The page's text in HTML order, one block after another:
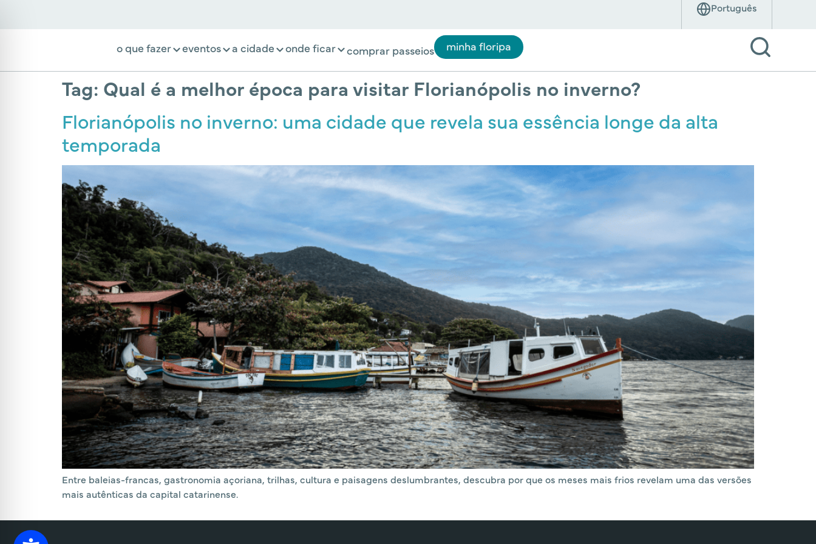
o que fazer eventos a cidade onde ficar comprar passeios minha floripa
Tag: Qual é a melhor época para visitar Florianópolis no inverno?
Florianópolis no inverno: uma cidade que revela sua essência longe da alta
temporada
Entre baleias-francas, gastronomia açoriana, trilhas, cultura e paisagens deslumbrantes, descubra por que os meses mais frios revelam uma das versões
mais autênticas da capital catarinense.